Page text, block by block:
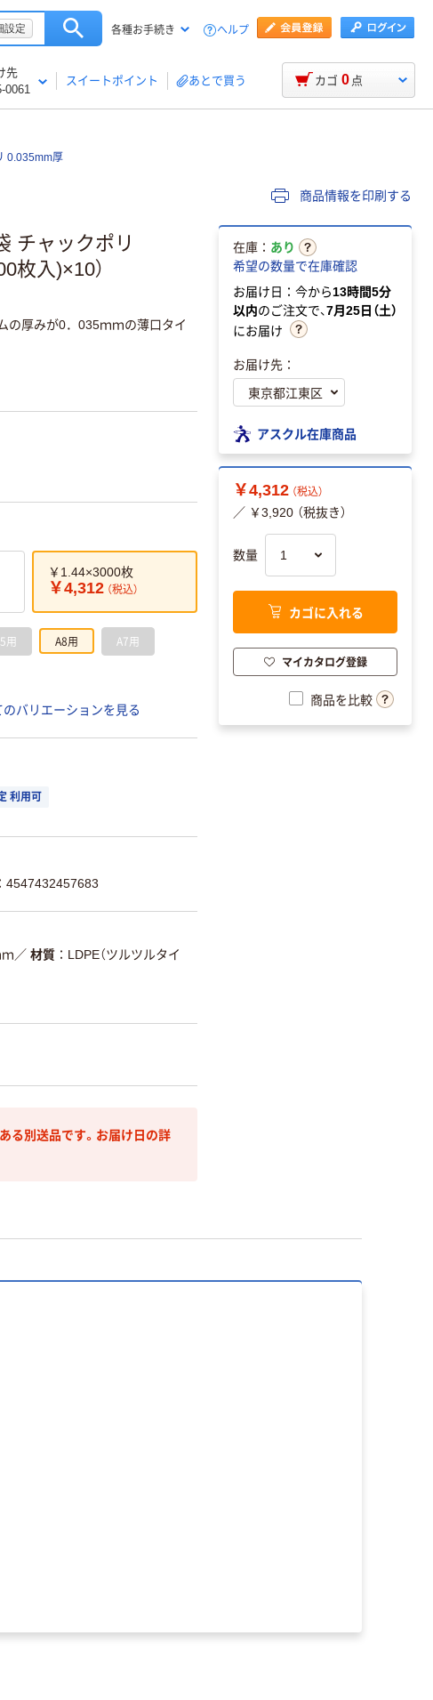
設定 各種お手続き ヘルプ
先
0061
スイートポイント あとで買う カゴ 0 点
0.035mm厚
商品情報を印刷する
チャックポリ
枚入)×10）
の厚みが0．035ｍｍの薄口タイ
￥1.44×3000枚
￥4,312 （税込）
用 A8用 A7用
のバリエーションを見る
利用可
4547432457683
／ 材質
LDPE（ツルツルタイ
る別送品です。お届け日の詳
在庫： あり
希望の数量で在庫確認
お届け日：今から13時間5分
以内のご注文で、7月25日（土）
にお届け
お届け先：
アスクル在庫商品
￥4,312 （税込）
／ ￥3,920 （税抜き）
数量
カゴに入れる
マイカタログ登録
商品を比較